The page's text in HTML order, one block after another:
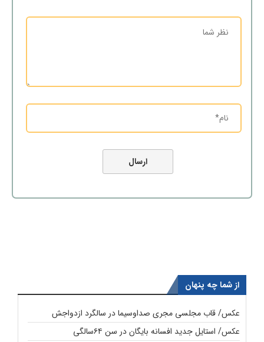
از شما چه پنهان
عکس/ قاب مجلسی مجری صداوسیما در سالگرد ازدواجش
عکس/ استایل جدید افسانه بایگان در سن ۶۴سالگی